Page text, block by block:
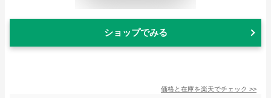
ショップでみる
価格と在庫を楽天でチェック >>